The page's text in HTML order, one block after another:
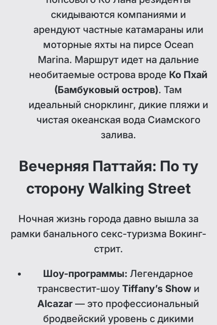
скидываются компаниями и
арендуют частные катамараны или
моторные яхты на пирсе Ocean
Marina. Маршрут идет на дальние
необитаемые острова вроде Ко Пхай
(Бамбуковый остров). Там
идеальный снорклинг, дикие пляжи и
чистая океанская вода Сиамского
залива.
Вечерняя Паттайя: По ту
сторону Walking Street
Ночная жизнь города давно вышла за
рамки банального секс-туризма Вокинг-
стрит.
Шоу-программы: Легендарное
трансвестит-шоу Tiffany’s Showи
Alcazar — это профессиональный
бродвейский уровень с дикими